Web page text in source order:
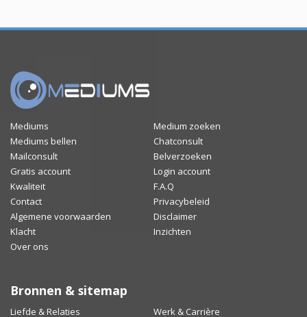
Mediums
Medium zoeken
Mediums bellen
Chatconsult
Mailconsult
Belverzoeken
Gratis account
Login account
Kwaliteit
F.A.Q
Contact
Privacybeleid
Algemene voorwaarden
Disclaimer
Klacht
Inzichten
Over ons
Bronnen & sitemap
Liefde & Relaties Werk & Carrière